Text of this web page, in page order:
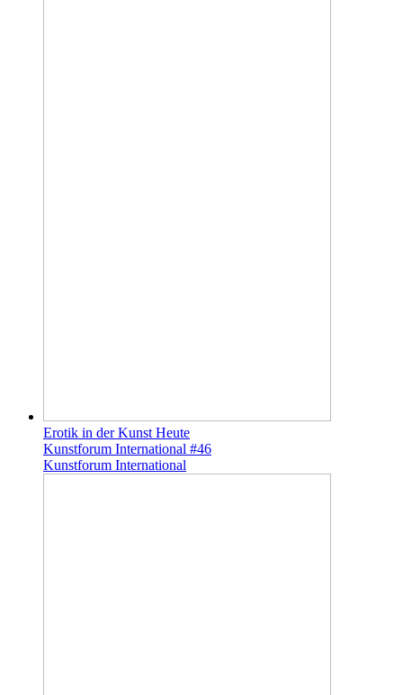
Erotik in der Kunst Heute
Kunstforum International #46
Kunstforum International